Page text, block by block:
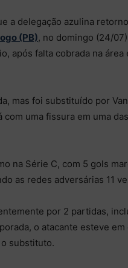
a delegação azulina
(PB), no domingo (24/
após falta cobrada na
mas foi substituído por
com uma fissura em uma
na Série C, com 5 gols
as redes adversárias 11
por 2 partidas,
o atacante esteve
substituto.